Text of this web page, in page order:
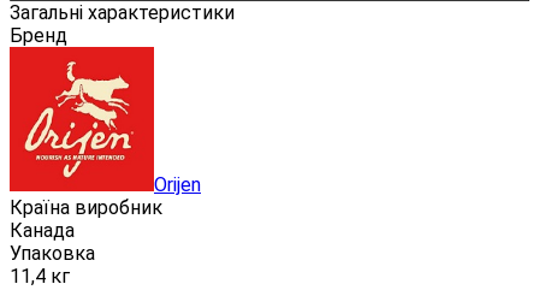
Загальні характеристики
Бренд
Orijen
Країна виробник
Канада
Упаковка
11,4 кг